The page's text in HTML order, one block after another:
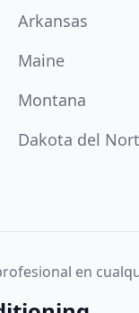
Arkansas
Maine
Montana
Dakota del
en